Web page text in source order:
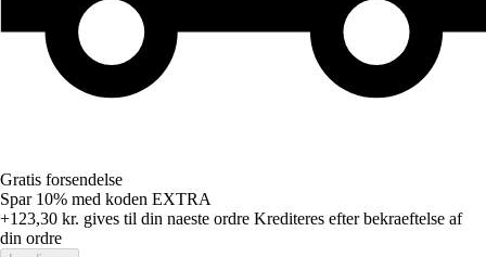
Gratis forsendelse
Spar 10% med koden EXTRA
+123,30 kr. gives til din naeste ordre Krediteres efter bekraeftelse af
din ordre